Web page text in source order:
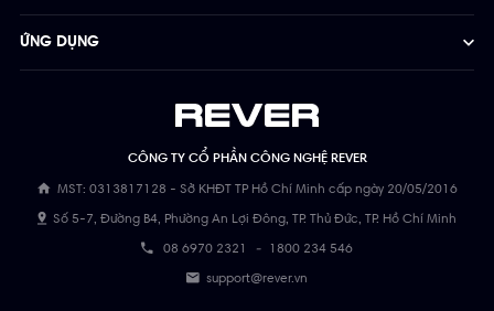
CÔNG TY CỔ PHẦN CÔNG NGHỆ REVER
MST: 0313817128 - Sở KHĐT TP Hồ Chí Minh cấp ngày 20/05/2016
Số 5-7, Đường B4, Phường An Lợi Đông, TP. Thủ Đức, TP. Hồ Chí Minh
08 6970 2321 - 1800 234 546
support@rever.vn
ỨNG DỤNG